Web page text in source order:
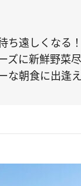
ち遠しくなる！
ズに新鮮野菜
な朝食に出逢